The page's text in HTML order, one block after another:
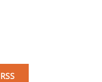
RSS